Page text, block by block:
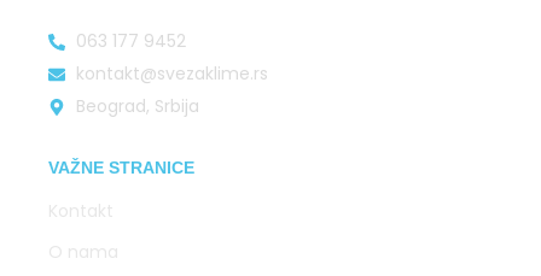
063 177 9452
kontakt@svezaklime.rs
Beograd, Srbija
VAŽNE STRANICE
Kontakt
O nama